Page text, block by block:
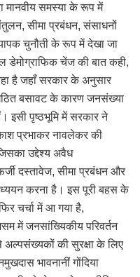
मानवीय समस्या के रूप में
सीमा प्रबंधन, संसाधनों
चुनौती के रूप में देखा जा
डेमोग्राफिक चेंज की बात कही,
है जहाँ सरकार के अनुसार
बसावट के कारण जनसंख्या
इसी पृष्ठभूमि में सरकार ने
प्रभाकर नावलेकर की
उद्देश्य अवैध
दस्तावेज, सीमा प्रबंधन और
करना है। इस पूरी बहस के
चर्चा में आ गया है,
में जनसांख्यिकीय परिवर्तन
की सुरक्षा के लिए
भावनानीं गोंदिया